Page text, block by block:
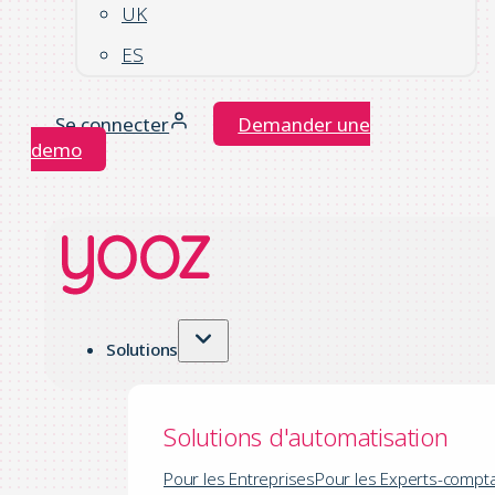
UK
ES
Se connecter
Demander une
demo
Solutions
Solutions d'automatisation
Pour les EntreprisesPour les Experts-